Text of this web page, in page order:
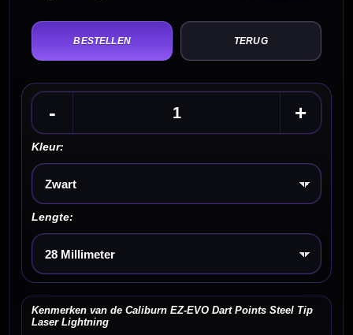
TERUG
- +
Kleur:
Kies een optie
Lengte:
Kies een optie
Kenmerken van de Caliburn EZ-EVO Dart Points Steel Tip
Laser Lightning